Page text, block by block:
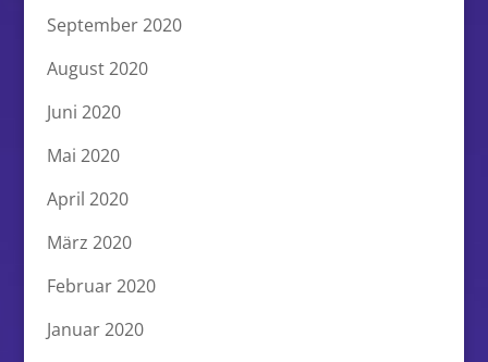
September 2020
August 2020
Juni 2020
Mai 2020
April 2020
März 2020
Februar 2020
Januar 2020